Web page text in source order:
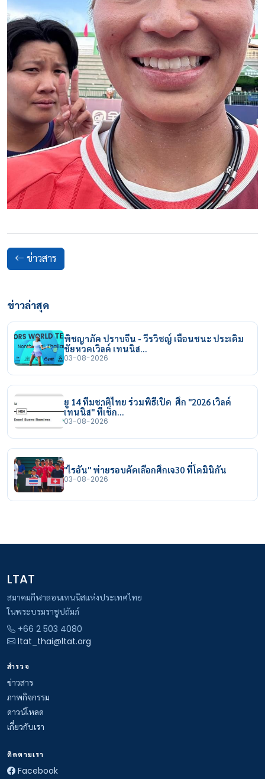
ข่าวสาร
ข่าวล่าสุด
พิชญาภัค ปราบจีน - วีรวิชญ์ เฉือนชนะ ประเดิม
ชัยหวดเวิลด์ เทนนิส…
03-08-2026
ยู 14 ทีมชาติไทย ร่วมพิธีเปิด ศึก "2026 เวิลด์
เทนนิส" ที่เช็ก…
03-08-2026
"ไรอัน" พ่ายรอบคัดเลือกศึกเจ30 ที่โดมินิกัน
03-08-2026
LTAT
สมาคมกีฬาลอนเทนนิสแห่งประเทศไทย
ในพระบรมราชูปถัมภ์
+66 2 503 4080
ltat_thai@ltat.org
สำรวจ
ข่าวสาร
ภาพกิจกรรม
ดาวน์โหลด
เกี่ยวกับเรา
ติดตามเรา
Facebook